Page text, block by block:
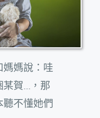
媽媽說：哇
某賀…，那
聽不懂她們